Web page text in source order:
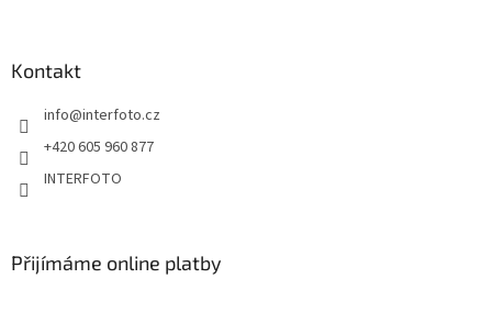
Kontakt
info@interfoto.cz
+420 605 960 877
INTERFOTO
Přijímáme online platby